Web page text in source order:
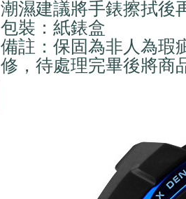
潮濕建議將手錶擦拭後
包裝：紙錶盒
備註：保固為非人為瑕
修，待處理完畢後將商